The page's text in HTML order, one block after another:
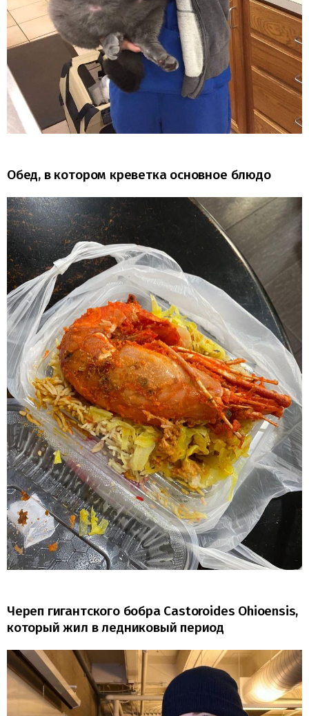
Обед, в котором креветка основное блюдо
Череп гигантского бобра Castoroides Ohioensis,
который жил в ледниковый период